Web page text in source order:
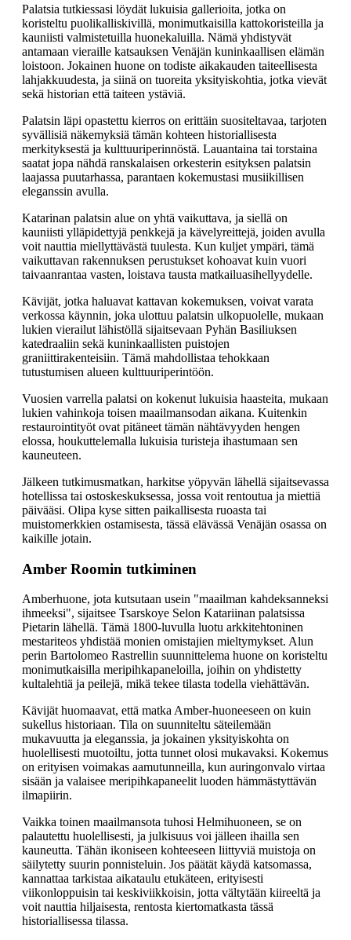
Palatsia tutkiessasi löydät lukuisia gallerioita, jotka on
koristeltu puolikalliskivillä, monimutkaisilla kattokoristeilla ja
kauniisti valmistetuilla huonekaluilla. Nämä yhdistyvät
antamaan vieraille katsauksen Venäjän kuninkaallisen elämän
loistoon. Jokainen huone on todiste aikakauden taiteellisesta
lahjakkuudesta, ja siinä on tuoreita yksityiskohtia, jotka vievät
sekä historian että taiteen ystäviä.
Palatsin läpi opastettu kierros on erittäin suositeltavaa, tarjoten
syvällisiä näkemyksiä tämän kohteen historiallisesta
merkityksestä ja kulttuuriperinnöstä. Lauantaina tai torstaina
saatat jopa nähdä ranskalaisen orkesterin esityksen palatsin
laajassa puutarhassa, parantaen kokemustasi musiikillisen
eleganssin avulla.
Katarinan palatsin alue on yhtä vaikuttava, ja siellä on
kauniisti ylläpidettyjä penkkejä ja kävelyreittejä, joiden avulla
voit nauttia miellyttävästä tuulesta. Kun kuljet ympäri, tämä
vaikuttavan rakennuksen perustukset kohoavat kuin vuori
taivaanrantaa vasten, loistava tausta matkailuasihellyydelle.
Kävijät, jotka haluavat kattavan kokemuksen, voivat varata
verkossa käynnin, joka ulottuu palatsin ulkopuolelle, mukaan
lukien vierailut lähistöllä sijaitsevaan Pyhän Basiliuksen
katedraaliin sekä kuninkaallisten puistojen
graniittirakenteisiin. Tämä mahdollistaa tehokkaan
tutustumisen alueen kulttuuriperintöön.
Vuosien varrella palatsi on kokenut lukuisia haasteita, mukaan
lukien vahinkoja toisen maailmansodan aikana. Kuitenkin
restaurointityöt ovat pitäneet tämän nähtävyyden hengen
elossa, houkuttelemalla lukuisia turisteja ihastumaan sen
kauneuteen.
Jälkeen tutkimusmatkan, harkitse yöpyvän lähellä sijaitsevassa
hotellissa tai ostoskeskuksessa, jossa voit rentoutua ja miettiä
päivääsi. Olipa kyse sitten paikallisesta ruoasta tai
muistomerkkien ostamisesta, tässä elävässä Venäjän osassa on
kaikille jotain.
Amber Roomin tutkiminen
Amberhuone, jota kutsutaan usein "maailman kahdeksanneksi
ihmeeksi", sijaitsee Tsarskoye Selon Katariinan palatsissa
Pietarin lähellä. Tämä 1800-luvulla luotu arkkitehtoninen
mestariteos yhdistää monien omistajien mieltymykset. Alun
perin Bartolomeo Rastrellin suunnittelema huone on koristeltu
monimutkaisilla meripihkapaneloilla, joihin on yhdistetty
kultalehtiä ja peilejä, mikä tekee tilasta todella viehättävän.
Kävijät huomaavat, että matka Amber-huoneeseen on kuin
sukellus historiaan. Tila on suunniteltu säteilemään
mukavuutta ja eleganssia, ja jokainen yksityiskohta on
huolellisesti muotoiltu, jotta tunnet olosi mukavaksi. Kokemus
on erityisen voimakas aamutunneilla, kun auringonvalo virtaa
sisään ja valaisee meripihkapaneelit luoden hämmästyttävän
ilmapiirin.
Vaikka toinen maailmansota tuhosi Helmihuoneen, se on
palautettu huolellisesti, ja julkisuus voi jälleen ihailla sen
kauneutta. Tähän ikoniseen kohteeseen liittyviä muistoja on
säilytetty suurin ponnisteluin. Jos päätät käydä katsomassa,
kannattaa tarkistaa aikataulu etukäteen, erityisesti
viikonloppuisin tai keskiviikkoisin, jotta vältytään kiireeltä ja
voit nauttia hiljaisesta, rentosta kiertomatkasta tässä
historiallisessa tilassa.